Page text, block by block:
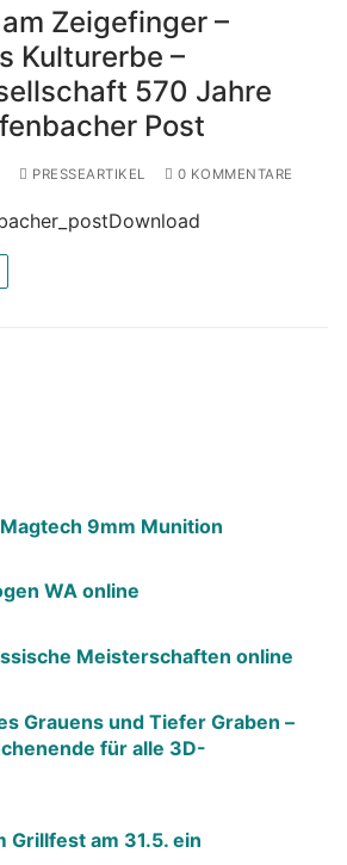
Zeigefinger –
Kulturerbe –
570 Jahre
Post
PRESSEARTIKEL 0 KOMMENTARE
9mm Munition
WA online
Meisterschaften online
Grauens und Tiefer Graben –
für alle 3D-
Grillfest am 31.5. ein